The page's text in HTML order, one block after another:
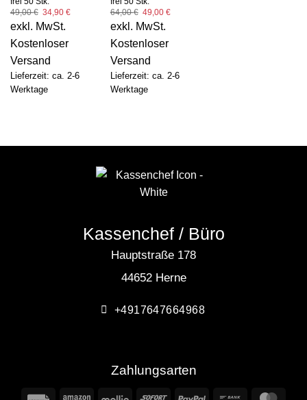
49,00€ Ursprünglicher
Preis
war:
34,90€Aktueller
exkl. MwSt.
Kostenloser
Versand
Lieferzeit: ca. 2-6
Werktage
64,00€ Ursprünglicher
Preis
war:
49,00€Aktueller
exkl. MwSt.
Kostenloser
Versand
Lieferzeit: ca. 2-6
Werktage
Kassenchef / Büro
Hauptstraße 178
44652 Herne
+4917647664968
Zahlungsarten
RechungAmazonMollie Sofort PayPal
Bank